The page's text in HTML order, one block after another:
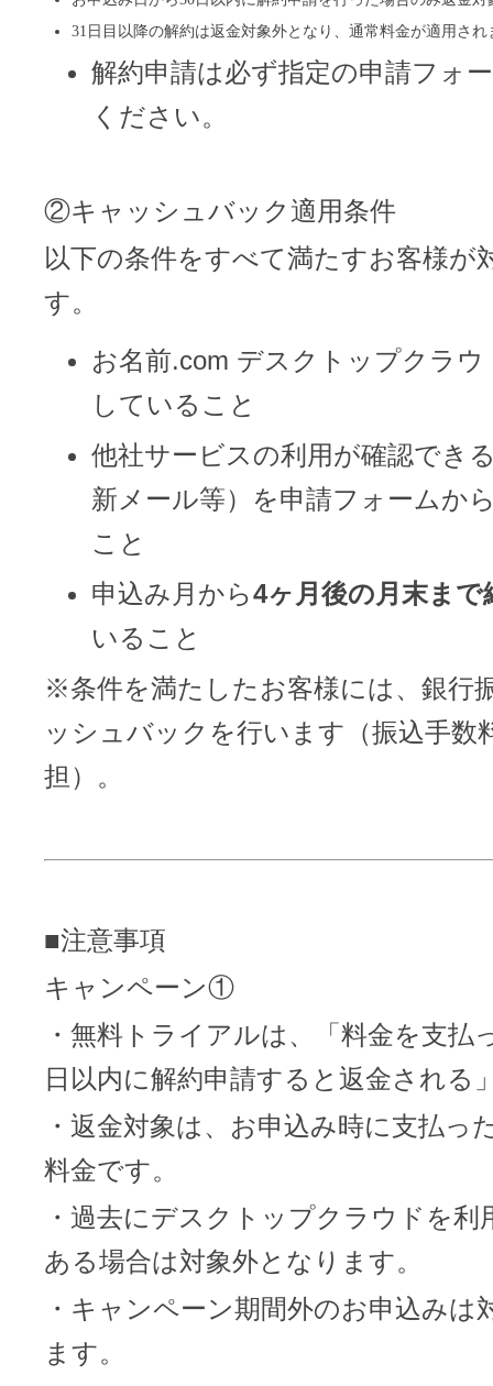
31日目以降の解約は返金対象外となり、通常料金が適用され
解約申請は必ず指定の申請フォ
ください。
②キャッシュバック適用条件
以下の条件をすべて満たすお客様が
す。
お名前.com デスクトップクラウ
していること
他社サービスの利用が確認でき
新メール等）を申請フォームか
こと
申込み月から4ヶ月後の月末まで
いること
※条件を満たしたお客様には、銀行
ッシュバックを行います（振込手数
担）。
■注意事項
キャンペーン①
・無料トライアルは、「料金を支払
日以内に解約申請すると返金される
・返金対象は、お申込み時に支払っ
料金です。
・過去にデスクトップクラウドを利
ある場合は対象外となります。
・キャンペーン期間外のお申込みは
ます。